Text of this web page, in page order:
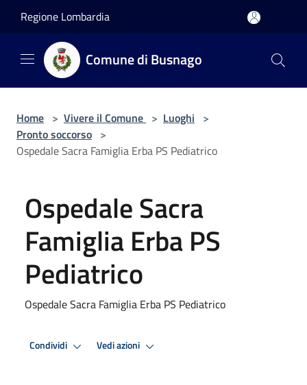
Regione Lombardia
Comune di Busnago
Home > Vivere il Comune > Luoghi >
Pronto soccorso >
Ospedale Sacra Famiglia Erba PS Pediatrico
Ospedale Sacra
Famiglia Erba PS
Pediatrico
Ospedale Sacra Famiglia Erba PS Pediatrico
Condividi Vedi azioni